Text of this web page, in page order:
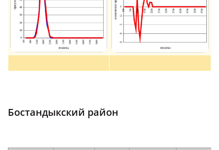
Бостандыкский район